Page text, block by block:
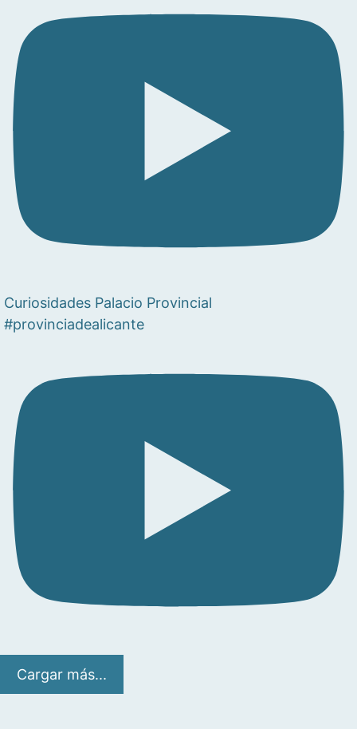
Curiosidades Palacio Provincial
#provinciadealicante
Cargar más...